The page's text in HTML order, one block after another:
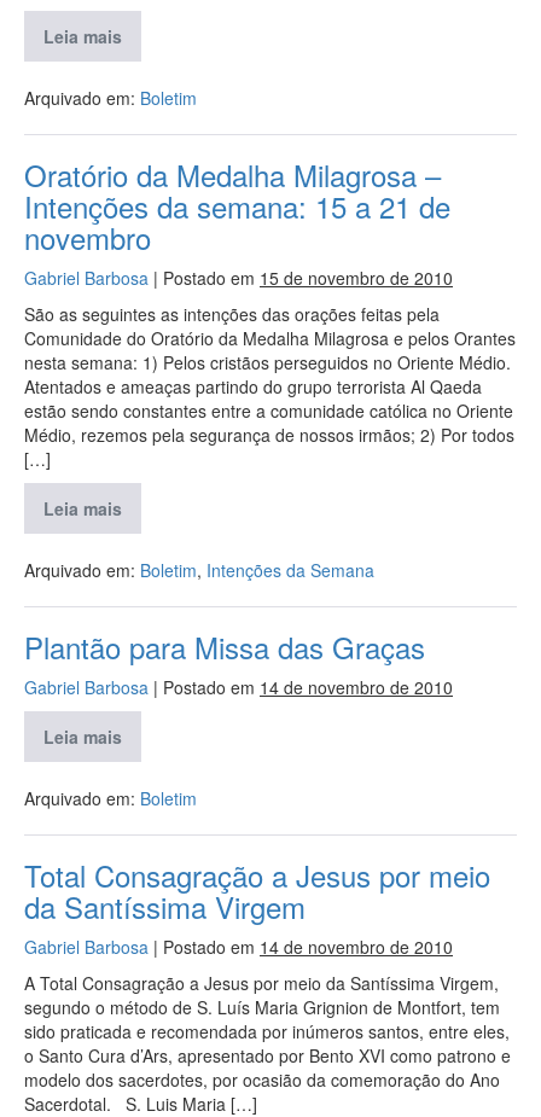
Leia mais
Arquivado em: Boletim
Oratório da Medalha Milagrosa –
Intenções da semana: 15 a 21 de
novembro
Gabriel Barbosa | Postado em 15 de novembro de 2010
São as seguintes as intenções das orações feitas pela
Comunidade do Oratório da Medalha Milagrosa e pelos Orantes
nesta semana: 1) Pelos cristãos perseguidos no Oriente Médio.
Atentados e ameaças partindo do grupo terrorista Al Qaeda
estão sendo constantes entre a comunidade católica no Oriente
Médio, rezemos pela segurança de nossos irmãos; 2) Por todos
[…]
Leia mais
Arquivado em: Boletim, Intenções da Semana
Plantão para Missa das Graças
Gabriel Barbosa | Postado em 14 de novembro de 2010
Leia mais
Arquivado em: Boletim
Total Consagração a Jesus por meio
da Santíssima Virgem
Gabriel Barbosa | Postado em 14 de novembro de 2010
A Total Consagração a Jesus por meio da Santíssima Virgem,
segundo o método de S. Luís Maria Grignion de Montfort, tem
sido praticada e recomendada por inúmeros santos, entre eles,
o Santo Cura d’Ars, apresentado por Bento XVI como patrono e
modelo dos sacerdotes, por ocasião da comemoração do Ano
Sacerdotal. S. Luis Maria […]